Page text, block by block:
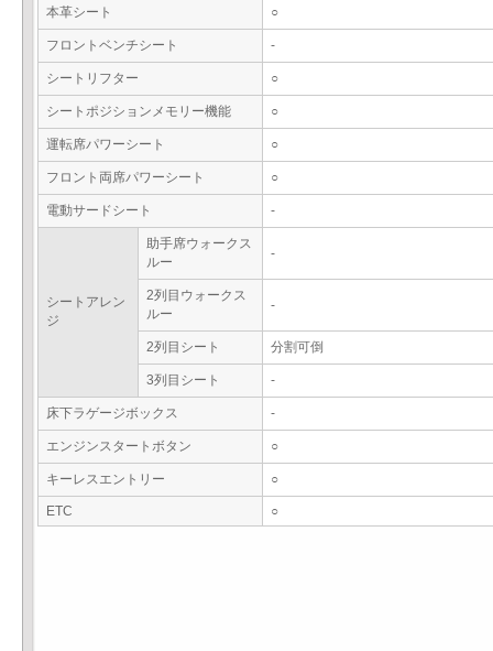
本革シート ○
フロントベンチシート -
シートリフター ○
シートポジションメモリー機能 ○
運転席パワーシート ○
フロント両席パワーシート ○
電動サードシート -
シートアレン
ジ
助手席ウォークス
ルー
-
2列目ウォークス
ルー
-
2列目シート 分割可倒
3列目シート -
床下ラゲージボックス -
エンジンスタートボタン ○
キーレスエントリー ○
ETC ○